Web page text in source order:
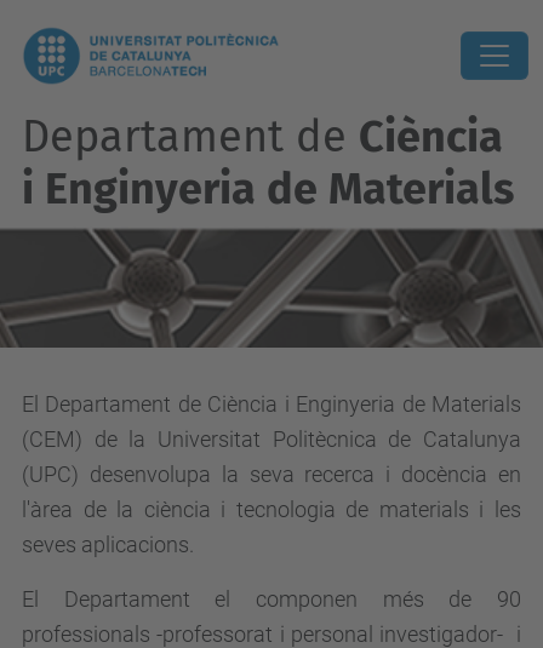
Departament de Ciència
i Enginyeria de Materials
El Departament de Ciència i Enginyeria de Materials
(CEM) de la Universitat Politècnica de Catalunya
(UPC) desenvolupa la seva recerca i docència en
l'àrea de la ciència i tecnologia de materials i les
seves aplicacions.
El Departament el componen més de 90
professionals -professorat i personal investigador- i